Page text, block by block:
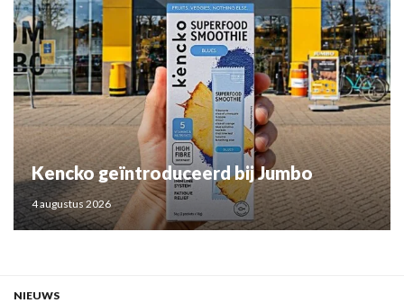
Kencko geïntroduceerd bij Jumbo
4 augustus 2026
NIEUWS